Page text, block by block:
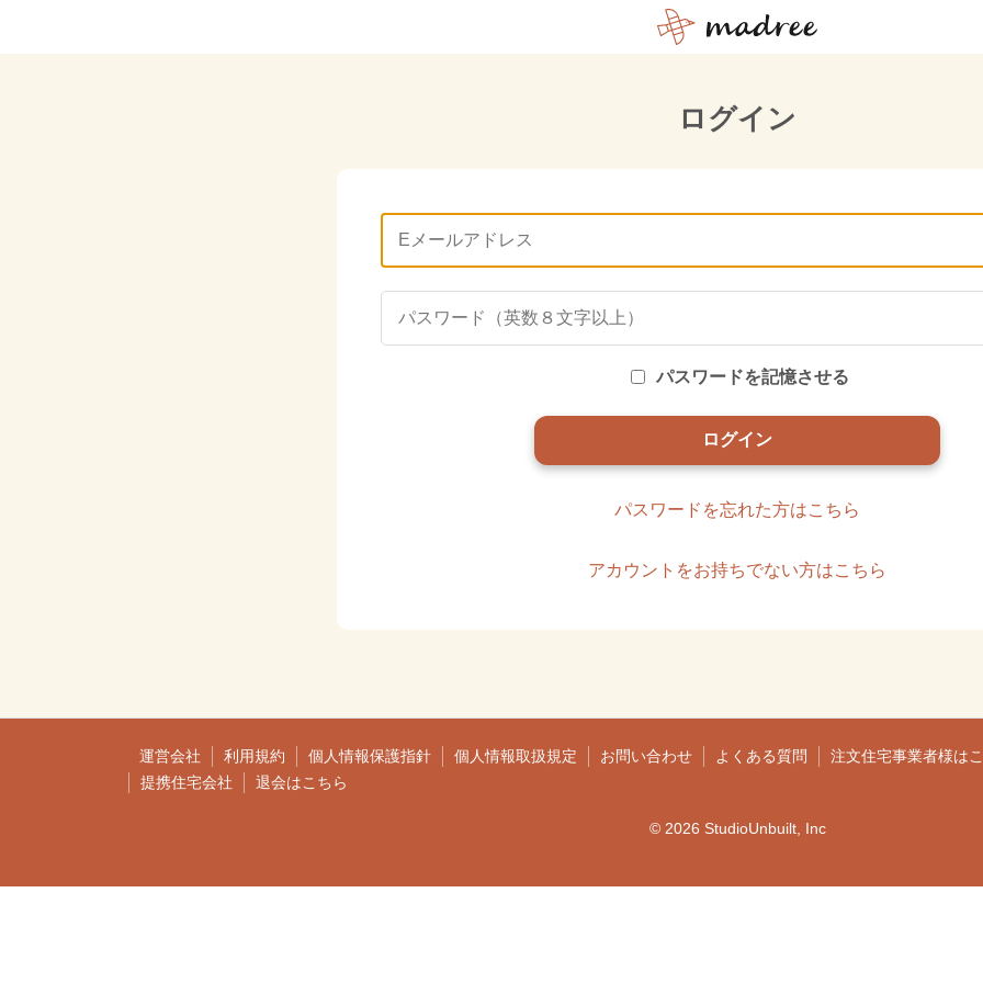
ログイン
パスワードを記憶させる
パスワードを忘れた方はこちら
アカウントをお持ちでない方はこちら
運営会社 利用規約 個人情報保護指針 個人情報取扱規定 お問い合わせ よくある質問 注文住宅事業者様は
提携住宅会社
退会はこちら
© 2026 StudioUnbuilt, Inc